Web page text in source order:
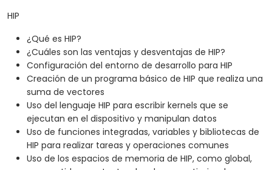
HIP
¿Qué es HIP?
¿Cuáles son las ventajas y desventajas de HIP?
Configuración del entorno de desarrollo para HIP
Creación de un programa básico de HIP que realiza una
suma de vectores
Uso del lenguaje HIP para escribir kernels que se
ejecutan en el dispositivo y manipulan datos
Uso de funciones integradas, variables y bibliotecas de
HIP para realizar tareas y operaciones comunes
Uso de los espacios de memoria de HIP, como global,